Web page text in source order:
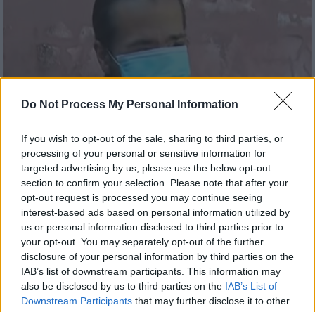
Do Not Process My Personal Information
If you wish to opt-out of the sale, sharing to third parties, or
processing of your personal or sensitive information for
targeted advertising by us, please use the below opt-out
section to confirm your selection. Please note that after your
opt-out request is processed you may continue seeing
interest-based ads based on personal information utilized by
us or personal information disclosed to third parties prior to
your opt-out. You may separately opt-out of the further
disclosure of your personal information by third parties on the
IAB’s list of downstream participants. This information may
also be disclosed by us to third parties on the IAB’s List of
Downstream Participants that may further disclose it to other
Ελλάδα 12.05.2022 20:31
Βγήκε silver alert για τον 39χρονο Θύμιο
από τον Πύργο: Η τραγική υπόθεση
bullying
O 39χρονος Θύμιος δεν έχει δώσει σημάδια
ζωής τα τελευταία 24ωρα